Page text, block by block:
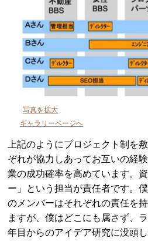
写真を拡大
ギャラリーページへ
上記のようにプロジェクト制を
ぞれが協力しあってお互いの経
業の成功確率を高めています。
ー」という担当が責任者です。
のメンバーはそれぞれの責任を
ますが、僕はどこにも属さず、
年目からのアイデア研究に没頭し